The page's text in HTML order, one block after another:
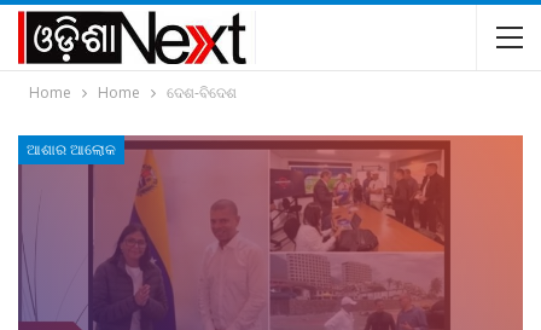
Home Home ଦେଶ-ବିଦେଶ
ଆଶାର ଆଲୋକ